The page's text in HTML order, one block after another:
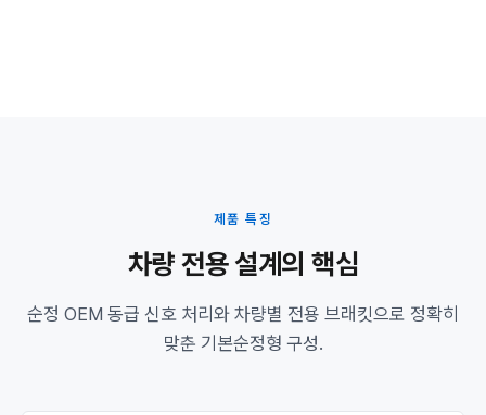
제품 특징
차량 전용 설계의 핵심
순정 OEM 동급 신호 처리와 차량별 전용 브래킷으로 정확히
맞춘 기본순정형 구성.